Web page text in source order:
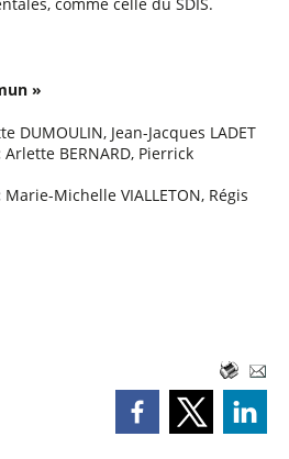
»
DUMOULIN, Jean-Jacques LADET
Arlette BERNARD, Pierrick
Marie-Michelle VIALLETON, Régis